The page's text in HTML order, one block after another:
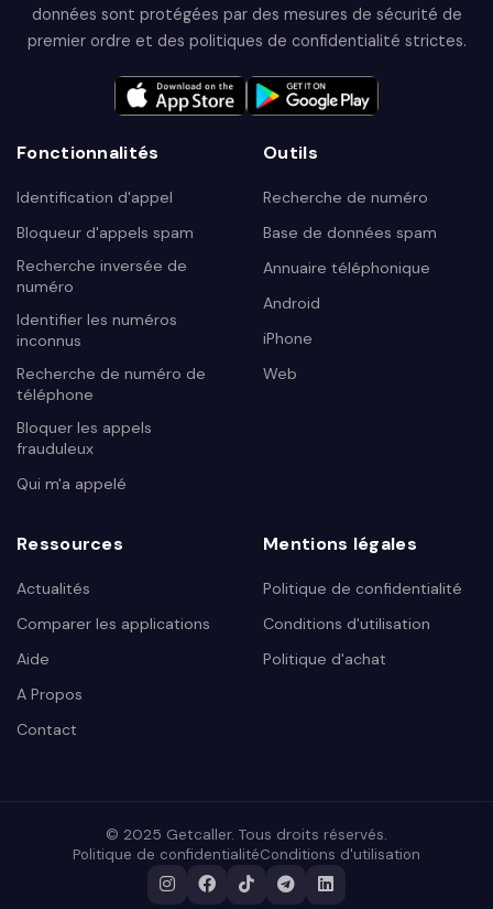
données sont protégées par des mesures de sécurité de
premier ordre et des politiques de confidentialité strictes.
Fonctionnalités
Identification d'appel
Bloqueur d'appels spam
Recherche inversée de
numéro
Identifier les numéros
inconnus
Recherche de numéro de
téléphone
Bloquer les appels
frauduleux
Qui m'a appelé
Outils
Recherche de numéro
Base de données spam
Annuaire téléphonique
Android
iPhone
Web
Ressources
Actualités
Comparer les applications
Aide
A Propos
Contact
Mentions légales
Politique de confidentialité
Conditions d'utilisation
Politique d'achat
© 2025 Getcaller. Tous droits réservés.
Politique de confidentialitéConditions d'utilisation